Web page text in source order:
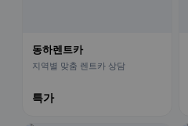
동하렌트카
지역별 맞춤 렌트카 상담
특가